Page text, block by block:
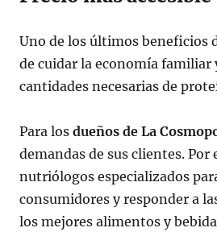
Uno de los últimos beneficios
de cuidar la economía
cantidades necesarias de
Para los dueños de La
demandas de sus clientes.
nutriólogos especializados
consumidores y responder a
los mejores alimentos y